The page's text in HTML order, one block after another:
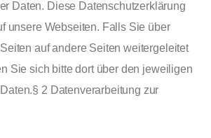
Daten. Diese Datenschutzerklärung
unsere Webseiten. Falls Sie über
auf andere Seiten weitergeleitet
Sie sich bitte dort über den jeweiligen
2 Datenverarbeitung zur